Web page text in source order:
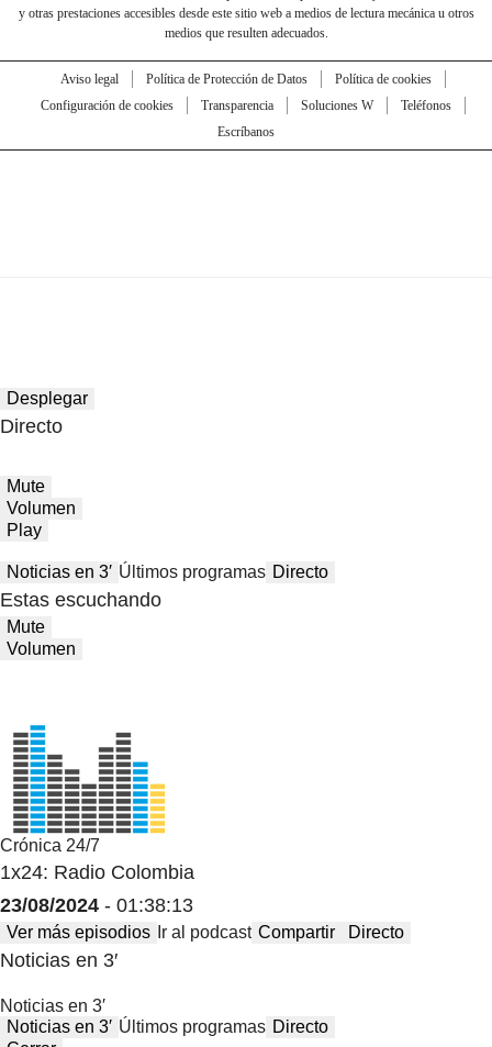
y otras prestaciones accesibles desde este sitio web a medios de lectura mecánica u otros
medios que resulten adecuados.
Aviso legal Política de Protección de Datos
Política de cookies
Configuración de cookies
Transparencia Soluciones W
Teléfonos
Escríbanos
Desplegar
Directo
Mute
Volumen
Play
Noticias en 3′ Últimos programas Directo
Estas escuchando
Mute
Volumen
Crónica 24/7
1x24: Radio Colombia
23/08/2024 - 01:38:13
Ver más episodios Ir al podcast Compartir Directo
Noticias en 3′
Noticias en 3′
Noticias en 3′ Últimos programas Directo